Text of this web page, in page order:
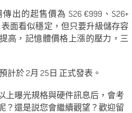
出的起售價為 S26 €999、S26+
表面看似穩定，但只要升級儲存容
高，記憶體價格上漲的壓力，三
計於 2月 25日 正式發表。
上曝光規格與硬件訊息后，會考
？還是説您會繼續觀望？歡迎留